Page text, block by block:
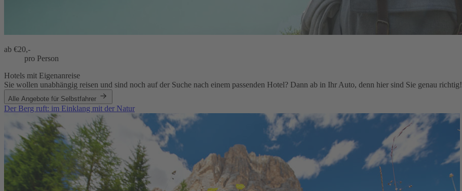
ab €20,-
pro Person
Hotels mit Eigenanreise
Sie wollen unabhängig reisen und sind noch auf der Suche nach einem passenden Hotel? Dann ab in Ihr Auto, denn hier sind Sie genau richtig!
Alle Angebote für Selbstfahrer
Der Berg ruft: im Einklang mit der Natur